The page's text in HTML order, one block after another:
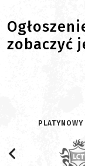
zobaczyć